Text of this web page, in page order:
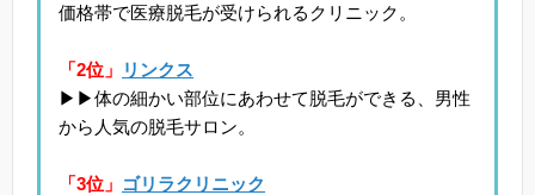
価格帯で医療脱毛が受けられるクリニック。
「2位」
リンクス
▶▶体の細かい部位にあわせて脱毛ができる、男性
から人気の脱毛サロン。
「3位」 ゴリラクリニック